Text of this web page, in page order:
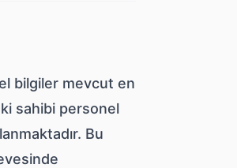
bilgiler mevcut en
sahibi personel
Bu